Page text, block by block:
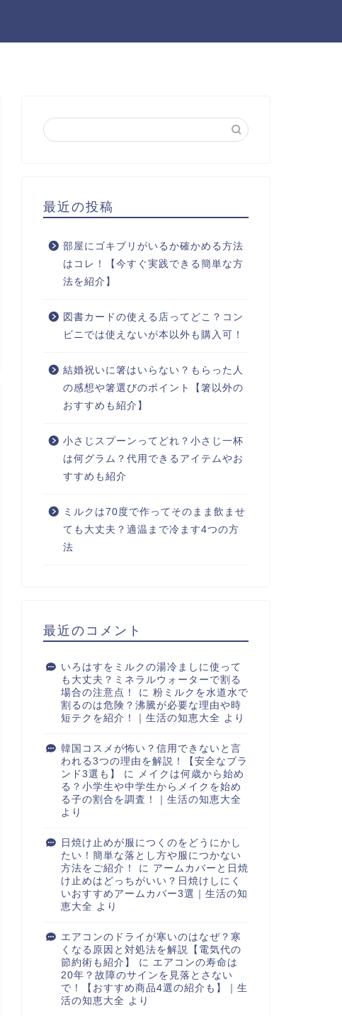
最近の投稿
部屋にゴキブリがいるか確かめる方法
はコレ！【今すぐ実践できる簡単な方
法を紹介】
図書カードの使える店ってどこ？コン
ビニでは使えないが本以外も購入可！
結婚祝いに箸はいらない？もらった人
の感想や箸選びのポイント【箸以外の
おすすめも紹介】
小さじスプーンってどれ？小さじ一杯
は何グラム？代用できるアイテムやお
すすめも紹介
ミルクは70度で作ってそのまま飲ませ
ても大丈夫？適温まで冷ます4つの方
法
最近のコメント
いろはすをミルクの湯冷ましに使って
も大丈夫？ミネラルウォーターで割る
場合の注意点！
に 粉ミルクを水道水で
割るのは危険？沸騰が必要な理由や時
短テクを紹介！｜生活の知恵大全 より
韓国コスメが怖い？信用できないと言
われる3つの理由を解説！【安全なブラ
ンド3選も】
に メイクは何歳から始め
る？小学生や中学生からメイクを始め
る子の割合を調査！｜生活の知恵大全
より
日焼け止めが服につくのをどうにかし
たい！簡単な落とし方や服につかない
方法をご紹介！
に アームカバーと日焼
け止めはどっちがいい？日焼けしにく
いおすすめアームカバー3選｜生活の知
恵大全 より
エアコンのドライが寒いのはなぜ？寒
くなる原因と対処法を解説【電気代の
節約術も紹介】
に エアコンの寿命は
20年？故障のサインを見落とさない
で！【おすすめ商品4選の紹介も】｜生
活の知恵大全 より